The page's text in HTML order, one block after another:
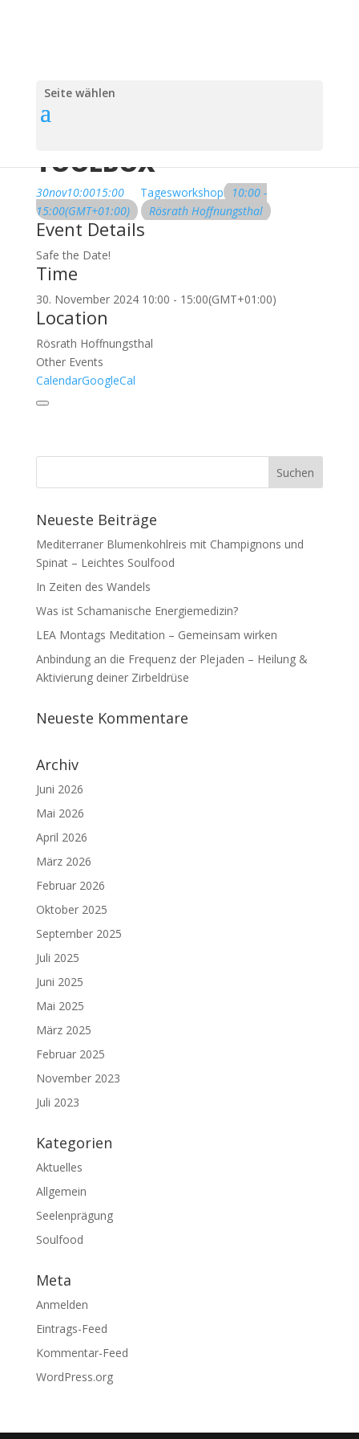
Seite wählen
TOOLBOX
30nov10:0015:00 Tagesworkshop
10:00 -
15:00(GMT+01:00) Rösrath Hoffnungsthal
Event Details
Safe the Date!
Time
30. November 2024 10:00 - 15:00(GMT+01:00)
Location
Rösrath Hoffnungsthal
Other Events
CalendarGoogleCal
Neueste Beiträge
Mediterraner Blumenkohlreis mit Champignons und
Spinat – Leichtes Soulfood
In Zeiten des Wandels
Was ist Schamanische Energiemedizin?
LEA Montags Meditation – Gemeinsam wirken
Anbindung an die Frequenz der Plejaden – Heilung &
Aktivierung deiner Zirbeldrüse
Neueste Kommentare
Archiv
Juni 2026
Mai 2026
April 2026
März 2026
Februar 2026
Oktober 2025
September 2025
Juli 2025
Juni 2025
Mai 2025
März 2025
Februar 2025
November 2023
Juli 2023
Kategorien
Aktuelles
Allgemein
Seelenprägung
Soulfood
Meta
Anmelden
Eintrags-Feed
Kommentar-Feed
WordPress.org